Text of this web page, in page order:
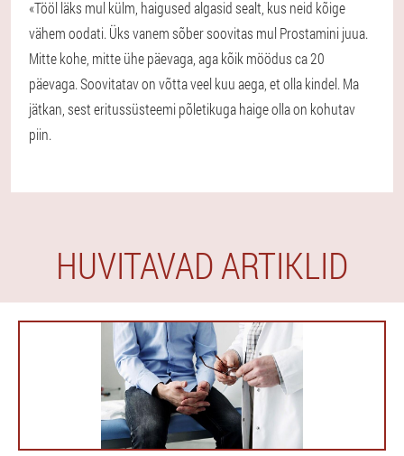
«Tööl läks mul külm, haigused algasid sealt, kus neid kõige
vähem oodati. Üks vanem sõber soovitas mul Prostamini juua.
Mitte kohe, mitte ühe päevaga, aga kõik möödus ca 20
päevaga. Soovitatav on võtta veel kuu aega, et olla kindel. Ma
jätkan, sest eritussüsteemi põletikuga haige olla on kohutav
piin.
HUVITAVAD ARTIKLID